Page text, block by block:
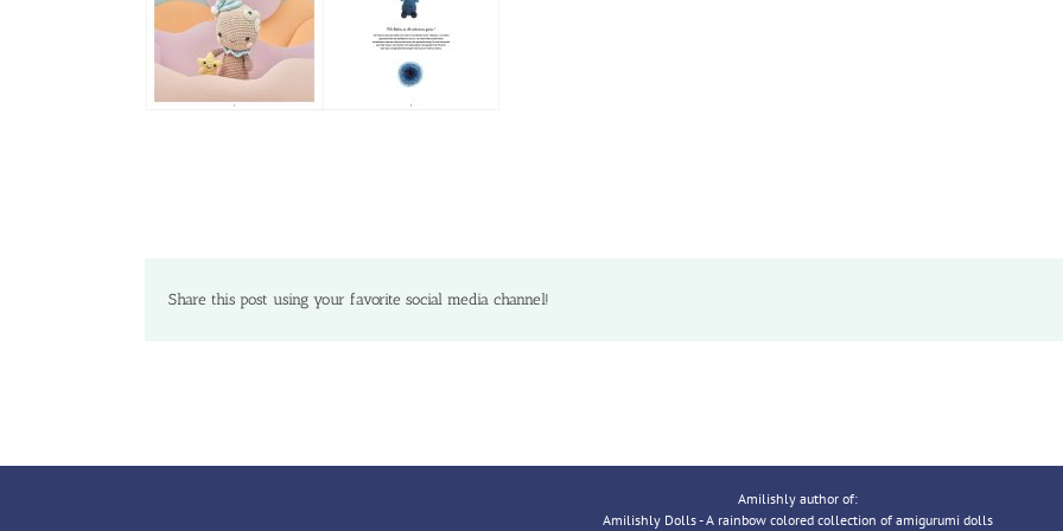
Share this post using your favorite social media channel!
Amilishly author of:
Amilishly Dolls - A rainbow colored collection of amigurumi dolls